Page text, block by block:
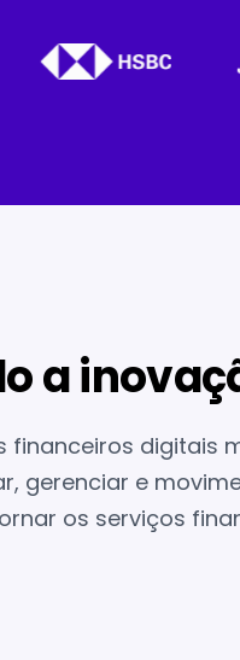
a
digitais
gerenciar e
os serviços